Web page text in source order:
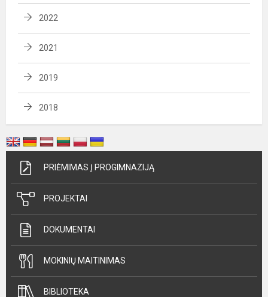
2022
2021
2019
2018
PRIĖMIMAS Į PROGIMNAZIJĄ
PROJEKTAI
DOKUMENTAI
MOKINIŲ MAITINIMAS
BIBLIOTEKA